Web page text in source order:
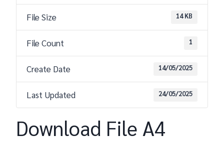
File Size 14 KB
File Count 1
Create Date 14/05/2025
Last Updated 24/05/2025
Download File A4